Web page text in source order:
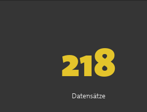
221
Datensätze